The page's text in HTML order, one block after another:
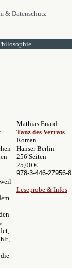
& Datenschutz
Mathias Enard
Tanz des Verrats
Roman
Hanser Berlin
256 Seiten
25,00 €
978-3-446-27956-8
Leseprobe & Infos